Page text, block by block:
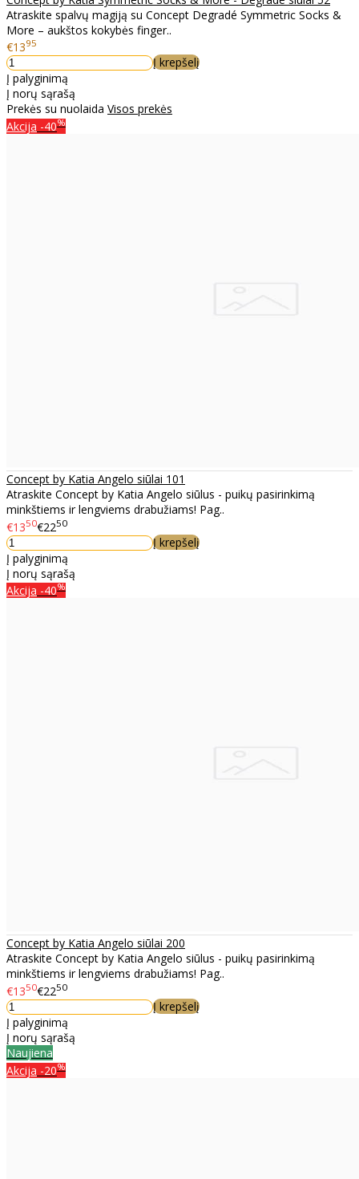
Atraskite spalvų magiją su Concept Degradé Symmetric Socks &
More – aukštos kokybės finger..
€1395
Į krepšelį
Į palyginimą
Į norų sąrašą
Prekės su nuolaida Visos prekės
Akcija -40%
Concept by Katia Angelo siūlai 101
Atraskite Concept by Katia Angelo siūlus - puikų pasirinkimą
minkštiems ir lengviems drabužiams! Pag..
€1350€2250
Į krepšelį
Į palyginimą
Į norų sąrašą
Akcija -40%
Concept by Katia Angelo siūlai 200
Atraskite Concept by Katia Angelo siūlus - puikų pasirinkimą
minkštiems ir lengviems drabužiams! Pag..
€1350€2250
Į krepšelį
Į palyginimą
Į norų sąrašą
Naujiena
Akcija -20%